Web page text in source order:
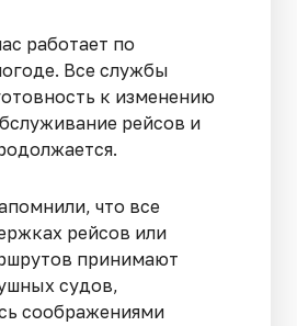
работает по
Все службы
к изменению
рейсов и
что все
рейсов или
принимают
судов,
соображениями